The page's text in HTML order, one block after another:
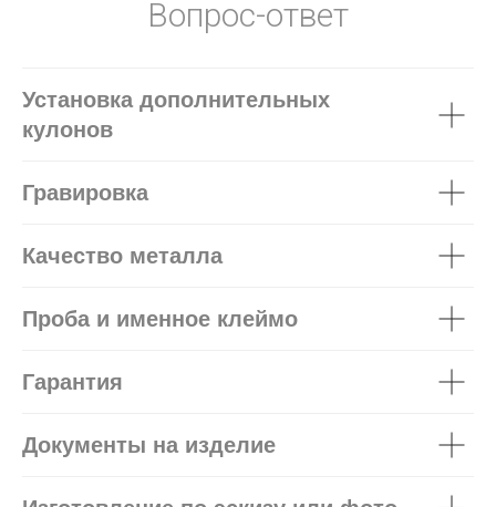
Вопрос-ответ
Установка дополнительных
кулонов
Гравировка
Качество металла
Проба и именное клеймо
Гарантия
Документы на изделие